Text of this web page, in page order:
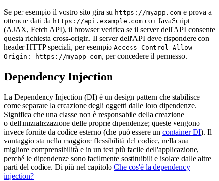
Se per esempio il vostro sito gira su https://myapp.com e prova a
ottenere dati da https://api.example.com con JavaScript
(AJAX, Fetch API), il browser verifica se il server dell'API consente
questa richiesta cross-origin. Il server dell'API deve rispondere con
header HTTP speciali, per esempio Access-Control-Allow-
Origin: https://myapp.com, per concedere il permesso.
Dependency Injection
La Dependency Injection (DI) è un design pattern che stabilisce
come separare la creazione degli oggetti dalle loro dipendenze.
Significa che una classe non è responsabile della creazione
o dell'inizializzazione delle proprie dipendenze; queste vengono
invece fornite da codice esterno (che può essere un container DI). Il
vantaggio sta nella maggiore flessibilità del codice, nella sua
migliore comprensibilità e in un test più facile dell'applicazione,
perché le dipendenze sono facilmente sostituibili e isolate dalle altre
parti del codice. Di più nel capitolo Che cos'è la dependency
injection?